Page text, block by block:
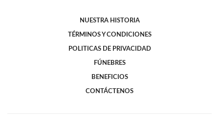
NUESTRA HISTORIA
TÉRMINOS Y CONDICIONES
POLITICAS DE PRIVACIDAD
FÚNEBRES
BENEFICIOS
CONTÁCTENOS